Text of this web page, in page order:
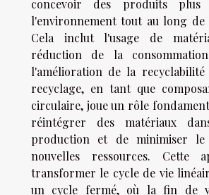
concevoir des produits plus
l'environnement tout au long de
Cela inclut l'usage de
réduction de la
l'amélioration de la
recyclage, en tant que
circulaire, joue un rôle
réintégrer des matériaux
production et de minimiser le
nouvelles ressources. Cette
transformer le cycle de vie
un cycle fermé, où la fin de